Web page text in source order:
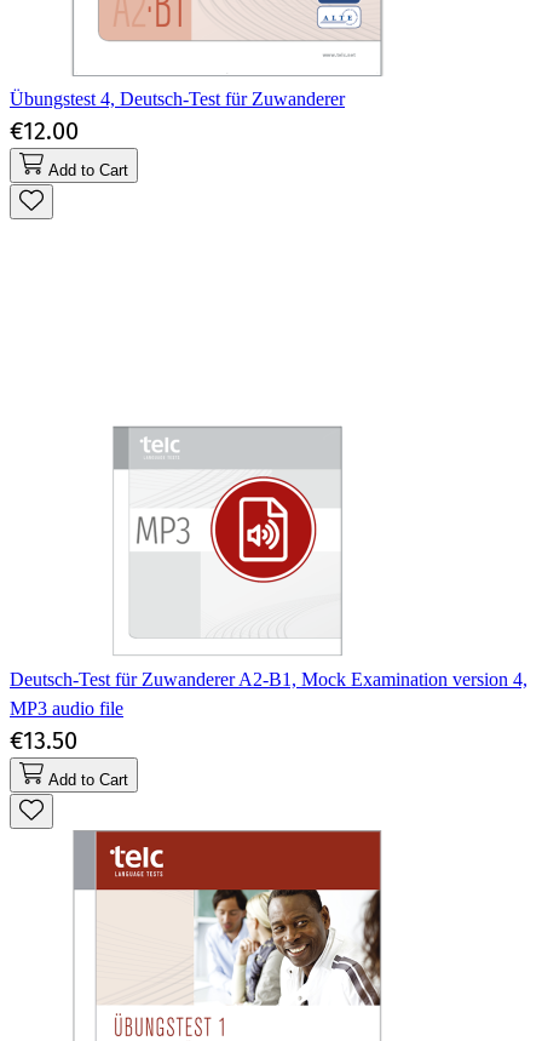
Übungstest 4, Deutsch-Test für Zuwanderer
€12.00
Add to Cart
Deutsch-Test für Zuwanderer A2-B1, Mock Examination version 4,
MP3 audio file
€13.50
Add to Cart